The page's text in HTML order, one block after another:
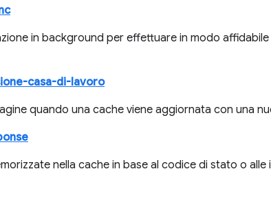
in background per effettuare in modo
casa-di-lavoro
quando una cache viene aggiornata con una
nella cache in base al codice di stato o